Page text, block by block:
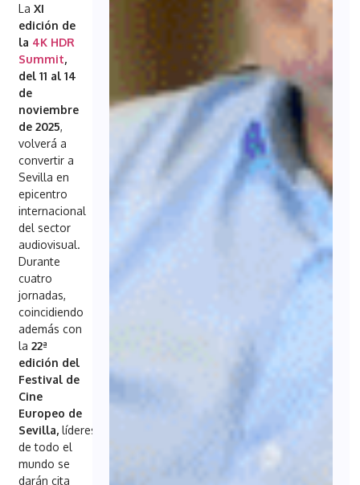
LaXI
edición de
la 4K HDR
Summit,
del 11 al 14
de
noviembre
de 2025,
volverá a
convertir a
Sevilla en
epicentro
internacional
del sector
audiovisual.
Durante
cuatro
jornadas,
coincidiendo
además con
la22ª
edición del
Festival de
Cine
Europeo de
Sevilla, líderes
de todo el
mundo se
darán cita